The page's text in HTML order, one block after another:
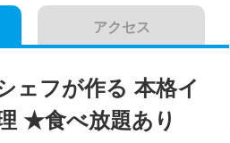
アクセス
ェフが作る 本格イ
★食べ放題あり